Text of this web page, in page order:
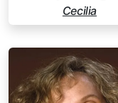
Cecilia